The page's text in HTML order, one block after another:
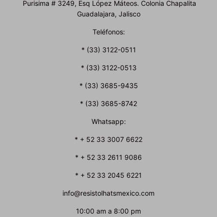
Purisima # 3249, Esq López Máteos. Colonia Chapalita
Guadalajara, Jalisco
Teléfonos:
* (33) 3122-0511
* (33) 3122-0513
* (33) 3685-9435
* (33) 3685-8742
Whatsapp:
* + 52 33 3007 6622
* + 52 33 2611 9086
* + 52 33 2045 6221
info@resistolhatsmexico.com
10:00 am a 8:00 pm